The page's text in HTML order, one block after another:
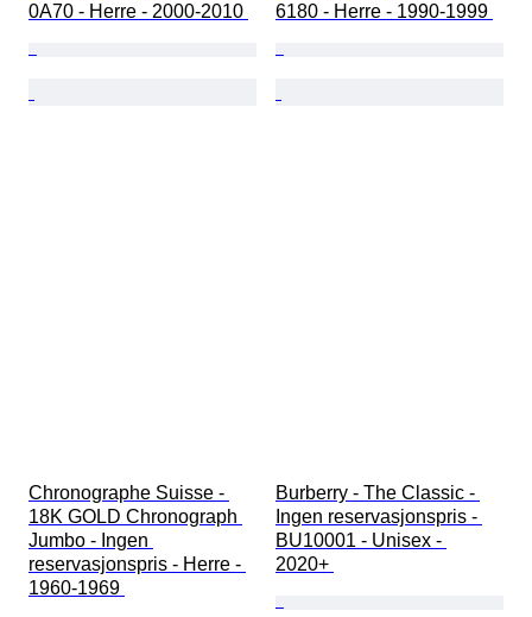
0A70 - Herre - 2000-2010
6180 - Herre - 1990-1999
Chronographe Suisse -
18K GOLD Chronograph
Jumbo - Ingen
reservasjonspris - Herre -
1960-1969
Burberry - The Classic -
Ingen reservasjonspris -
BU10001 - Unisex -
2020+